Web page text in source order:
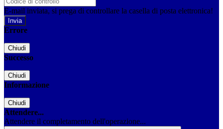
E-mail inviata, si prega di controllare la casella di posta elettronica!
Errore
Chiudi
Successo
Chiudi
Informazione
Chiudi
Attendere...
Attendere il completamento dell'operazione...